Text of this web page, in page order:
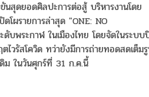
นสุดยอดศิลปะการต่อสู้ บริหารงานโดย
โผรายการล่าสุด "ONE: NO
บพระกาฬ ในเมืองไทย โดยจัดในระบบ
ตไวรัสโควิด ทว่ายังมีการถ่ายทอดสดเต็ม
ม ในวันศุกร์ที่ 31 ก.ค.นี้